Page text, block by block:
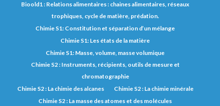
Bioold1 : Relations alimentaires : chaines alimentaires, réseaux
trophiques, cycle de matière, prédation.
Chimie S1: Constitution et séparation d’un mélange
Chimie S1: Les états de la matière
Chimie S1: Masse, volume, masse volumique
Chimie S2 : Instruments, récipients, outils de mesure et
chromatographie
Chimie S2 : La chimie des alcanes
Chimie S2 : La chimie minérale
Chimie S2 : La masse des atomes et des molécules